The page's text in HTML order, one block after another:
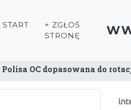
START
+ ZGŁOŚ
STRONĘ
Polisa OC dopasowana do